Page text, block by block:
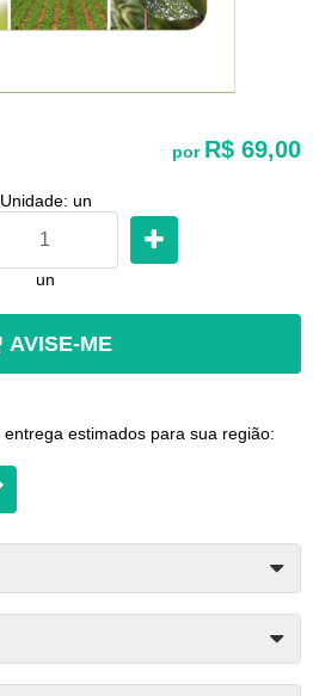
por R$ 69,00
Unidade: un
un
AVISE-ME
estimados para sua região: